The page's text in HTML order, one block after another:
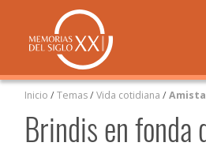
Inicio /Temas/Vida cotidiana/
Brindis en fonda